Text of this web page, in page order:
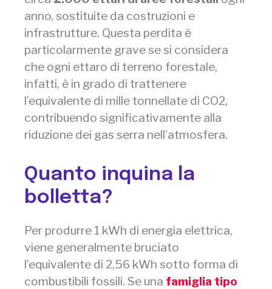
anno, sostituite da costruzioni e
infrastrutture. Questa perdita è
particolarmente grave se si considera
che ogni ettaro di terreno forestale,
infatti, è in grado di trattenere
l’equivalente di mille tonnellate di CO2,
contribuendo significativamente alla
riduzione dei gas serra nell’atmosfera.
Quanto inquina la
bolletta?
Per produrre 1 kWh di energia elettrica,
viene generalmente bruciato
l’equivalente di 2,56 kWh sotto forma di
combustibili fossili. Se una famiglia tipo